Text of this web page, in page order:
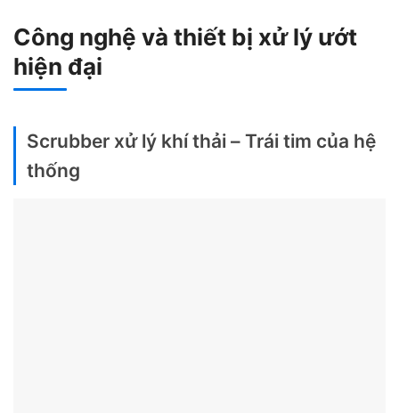
Công nghệ và thiết bị xử lý ướt
hiện đại
Scrubber xử lý khí thải – Trái tim của hệ
thống